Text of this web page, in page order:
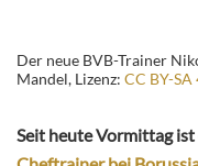
Der neue BVB-Trainer
Mandel, Lizenz: CC BY-SA
Seit heute Vormittag